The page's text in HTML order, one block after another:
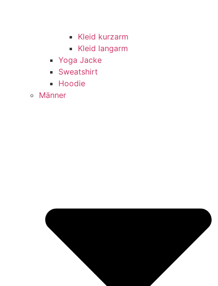
Kleid kurzarm
Kleid langarm
Yoga Jacke
Sweatshirt
Hoodie
Männer